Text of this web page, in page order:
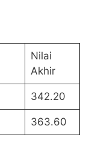
Nilai
Akhir
342.20
363.60